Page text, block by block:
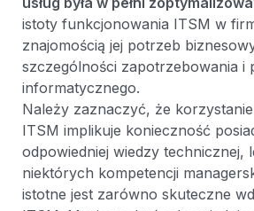
istoty funkcjonowania ITSM w
znajomością jej potrzeb
szczególności zapotrzebowania i
informatycznego.
Należy zaznaczyć, że
ITSM implikuje konieczność
odpowiedniej wiedzy technicznej,
niektórych kompetencji
istotne jest zarówno skuteczne